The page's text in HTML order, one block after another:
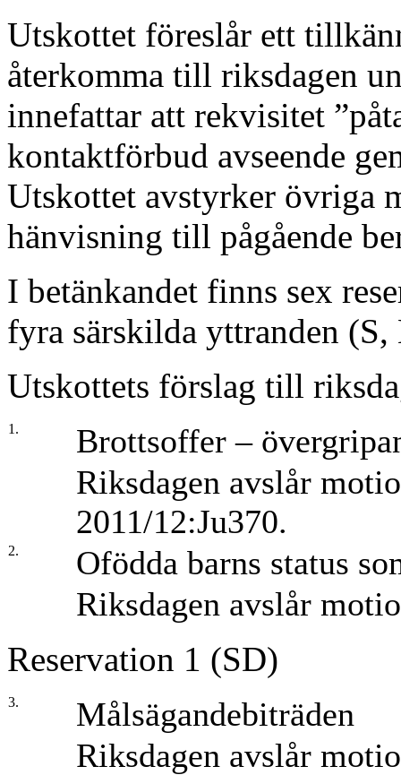
Utskottet föreslår ett
återkomma till riksdagen
innefattar att rekvisitet
kontaktförbud avseende
Utskottet avstyrker övriga
hänvisning till pågående
I betänkandet finns sex
fyra särskilda yttranden
Utskottets förslag till
1.
Brottsoffer –
Riksdagen avslår
2011/12:Ju370.
2.
Ofödda barns status
Riksdagen avslår
Reservation 1 (SD)
3.
Målsägandebiträden
Riksdagen avslår